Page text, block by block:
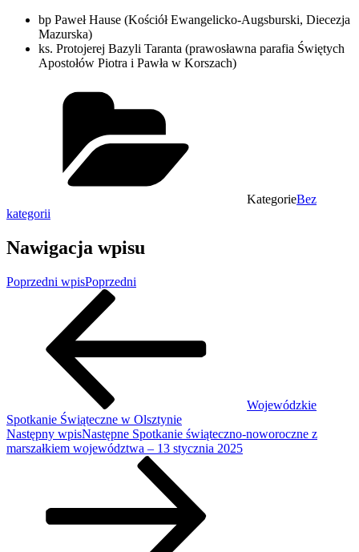
bp Paweł Hause (Kościół Ewangelicko-Augsburski, Diecezja
Mazurska)
ks. Protojerej Bazyli Taranta (prawosławna parafia Świętych
Apostołów Piotra i Pawła w Korszach)
KategorieBez
kategorii
Nawigacja wpisu
Poprzedni wpisPoprzedni
Wojewódzkie
Spotkanie Świąteczne w Olsztynie
Następny wpisNastępne Spotkanie świąteczno-noworoczne z
marszałkiem województwa – 13 stycznia 2025